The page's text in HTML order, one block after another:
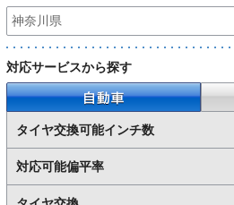
対応サービスから探す
自動車
タイヤ交換可能インチ数
対応可能偏平率